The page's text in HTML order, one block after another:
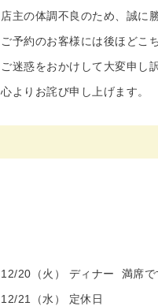
店主の体調不良のため、誠に
ご予約のお客様には後ほどこ
ご迷惑をおかけして大変申し
心よりお詫び申し上げます。
12/20（火） ディナー 満席で
12/21（水） 定休日